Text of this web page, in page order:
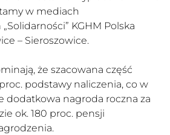
w mediach
KGHM Polska
– Sieroszowice.
że szacowana część
proc. podstawy naliczenia, co w
dodatkowa nagroda roczna za
ok. 180 proc. pensji